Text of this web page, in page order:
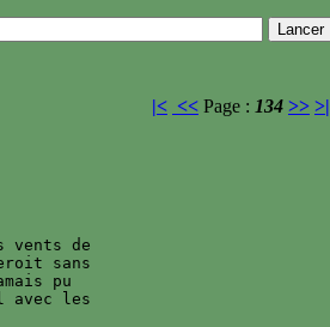
|< << Page : 134 >> >|
vents de
sans
pu
avec les